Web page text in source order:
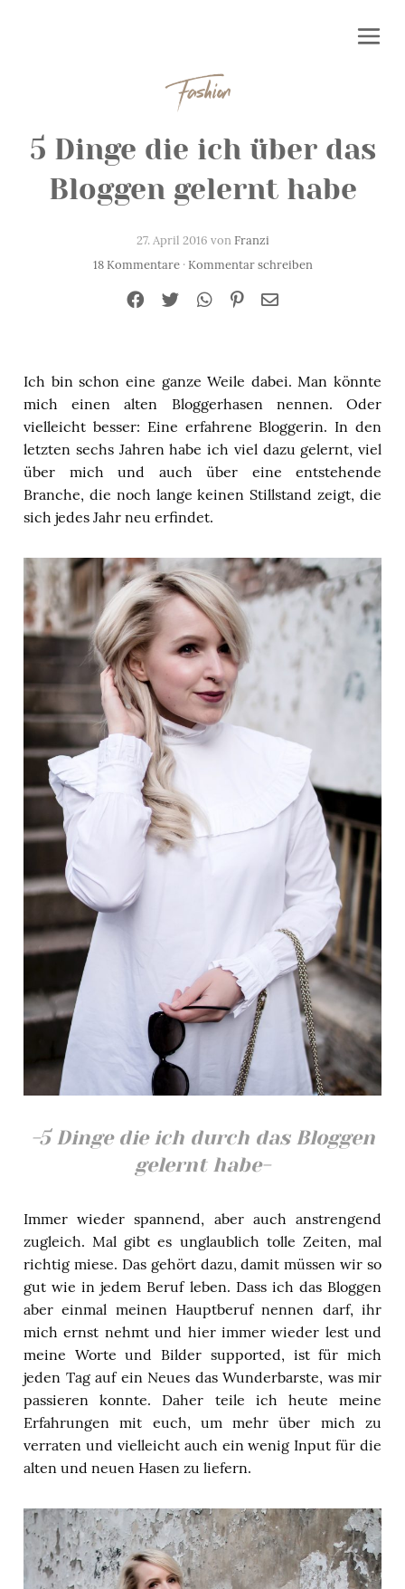
Fashion
5 Dinge die ich über das
Bloggen gelernt habe
27. April 2016 vonFranzi
18 Kommentare· Kommentar schreiben
Ich bin schon eine ganze Weile dabei. Man könnte
mich einen alten Bloggerhasen nennen. Oder
vielleicht besser: Eine erfahrene Bloggerin. In den
letzten sechs Jahren habe ich viel dazu gelernt, viel
über mich und auch über eine entstehende
Branche, die noch lange keinen Stillstand zeigt, die
sich jedes Jahr neu erfindet.
-5 Dinge die ich durch das Bloggen
gelernt habe-
Immer wieder spannend, aber auch anstrengend
zugleich. Mal gibt es unglaublich tolle Zeiten, mal
richtig miese. Das gehört dazu, damit müssen wir so
gut wie in jedem Beruf leben. Dass ich das Bloggen
aber einmal meinen Hauptberuf nennen darf, ihr
mich ernst nehmt und hier immer wieder lest und
meine Worte und Bilder supported, ist für mich
jeden Tag auf ein Neues das Wunderbarste, was mir
passieren konnte. Daher teile ich heute meine
Erfahrungen mit euch, um mehr über mich zu
verraten und vielleicht auch ein wenig Input für die
alten und neuen Hasen zu liefern.